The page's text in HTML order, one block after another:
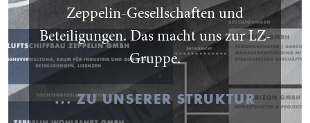
Zeppelin-Gesellschaften und
Beteiligungen. Das macht uns zur LZ-
Gruppe.
... ZU UNSERER STRUKTUR